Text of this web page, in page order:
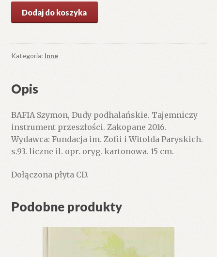
Dudy
Tajemniczy
instrument
Dodaj do koszyka
Kategoria: Inne
Opis
BAFIA Szymon, Dudy podhalańskie. Tajemniczy
instrument przeszłości. Zakopane 2016.
Wydawca: Fundacja im. Zofii i Witolda Paryskich.
s.93. liczne il. opr. oryg. kartonowa. 15 cm.
Dołączona płyta CD.
Podobne produkty